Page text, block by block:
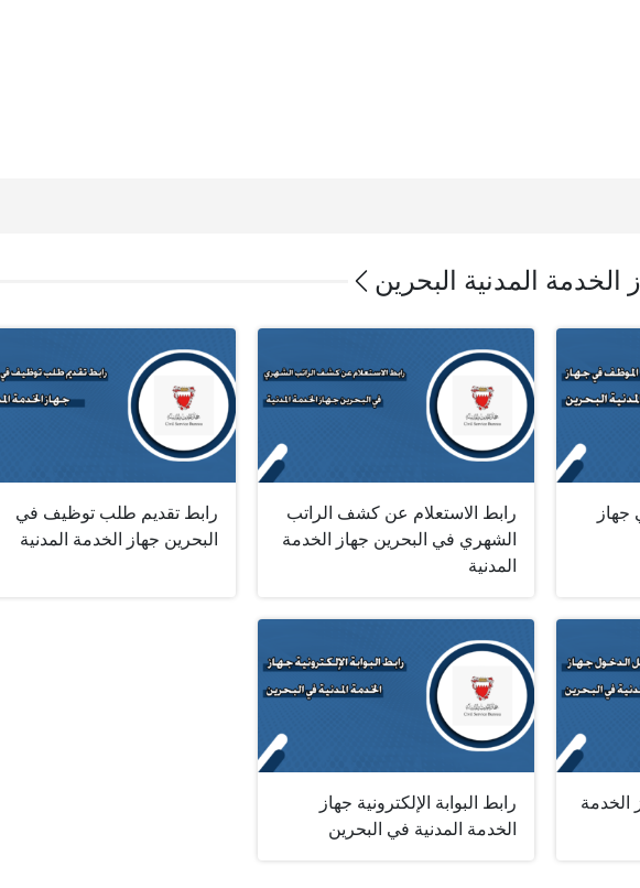
الخدمة المدنية البحرين
رابط الاستعلام عن كشف الراتب
الشهري في البحرين جهاز الخدمة
المدنية
رابط تقديم طلب توظيف في
البحرين جهاز الخدمة المدنية
الخدمة
رابط البوابة الإلكترونية جهاز
الخدمة المدنية في البحرين